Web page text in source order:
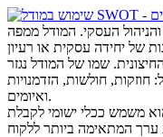
העסקי. המודל ממפה
של יחידה עסקית או רעיון
שמו של המודל נגזר
חולשות, הזדמנויות
ואיומים.
משמש ככלי ישומי לקבלת